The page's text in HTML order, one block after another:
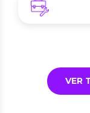
VER